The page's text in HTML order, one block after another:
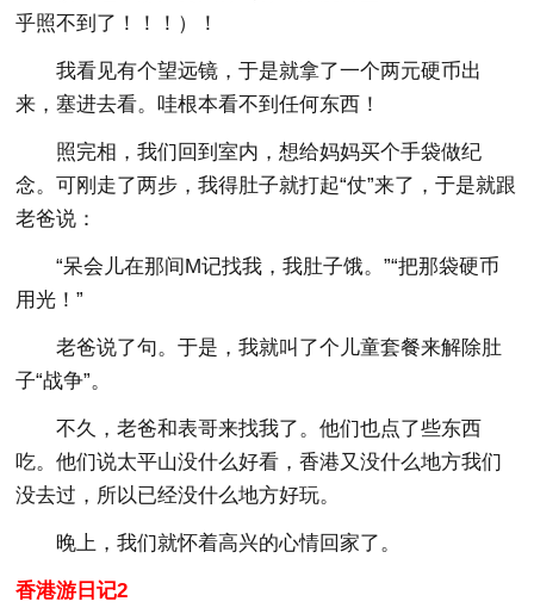
乎照不到了！！！）！
我看见有个望远镜，于是就拿了一个两元硬币出
来，塞进去看。哇根本看不到任何东西！
照完相，我们回到室内，想给妈妈买个手袋做纪
念。可刚走了两步，我得肚子就打起“仗”来了，于是就跟
老爸说：
“呆会儿在那间M记找我，我肚子饿。”“把那袋硬币
用光！”
老爸说了句。于是，我就叫了个儿童套餐来解除肚
子“战争”。
不久，老爸和表哥来找我了。他们也点了些东西
吃。他们说太平山没什么好看，香港又没什么地方我们
没去过，所以已经没什么地方好玩。
晚上，我们就怀着高兴的心情回家了。
香港游日记2